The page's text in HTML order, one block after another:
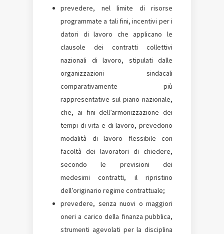
prevedere, nel limite di risorse
programmate a tali fini, incentivi per i
datori di lavoro che applicano le
clausole dei contratti collettivi
nazionali di lavoro, stipulati dalle
organizzazioni sindacali
comparativamente più
rappresentative sul piano nazionale,
che, ai fini dell’armonizzazione dei
tempi di vita e di lavoro, prevedono
modalità di lavoro flessibile con
facoltà dei lavoratori di chiedere,
secondo le previsioni dei
medesimi contratti, il ripristino
dell’originario regime contrattuale;
prevedere, senza nuovi o maggiori
oneri a carico della finanza pubblica,
strumenti agevolati per la disciplina